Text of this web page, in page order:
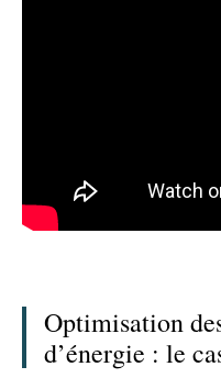
Optimisation
d’énergie : le